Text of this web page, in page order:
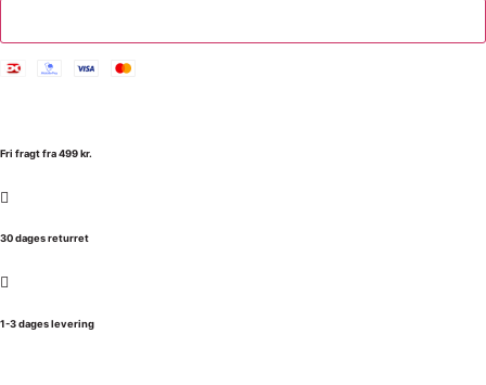
Fri fragt fra 499 kr.
30 dages returret
1-3 dages levering